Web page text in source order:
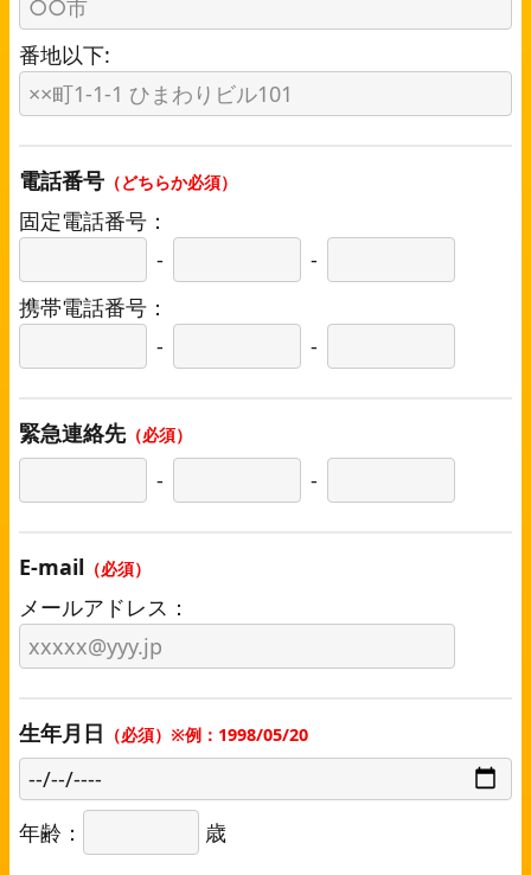
番地以下:
電話番号 （どちらか必須）
固定電話番号：
-
-
携帯電話番号：
-
-
緊急連絡先（必須）
- -
E-mail （必須）
メールアドレス：
生年月日 （必須）※例：1998/05/20
年齢： 歳